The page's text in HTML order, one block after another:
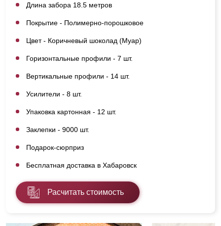
Длина забора 18.5 метров
Покрытие - Полимерно-порошковое
Цвет - Коричневый шоколад (Муар)
Горизонтальные профили - 7 шт.
Вертикальные профили - 14 шт.
Усилители - 8 шт.
Упаковка картонная - 12 шт.
Заклепки - 9000 шт.
Подарок-сюрприз
Бесплатная доставка в Хабаровск
Расчитать стоимость